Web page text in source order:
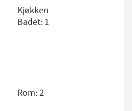
Kjøkken
Badet: 1
Rom: 2